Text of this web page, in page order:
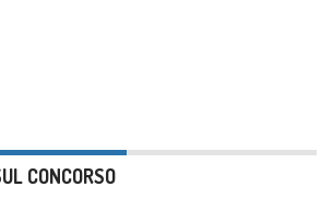
CONCORSO